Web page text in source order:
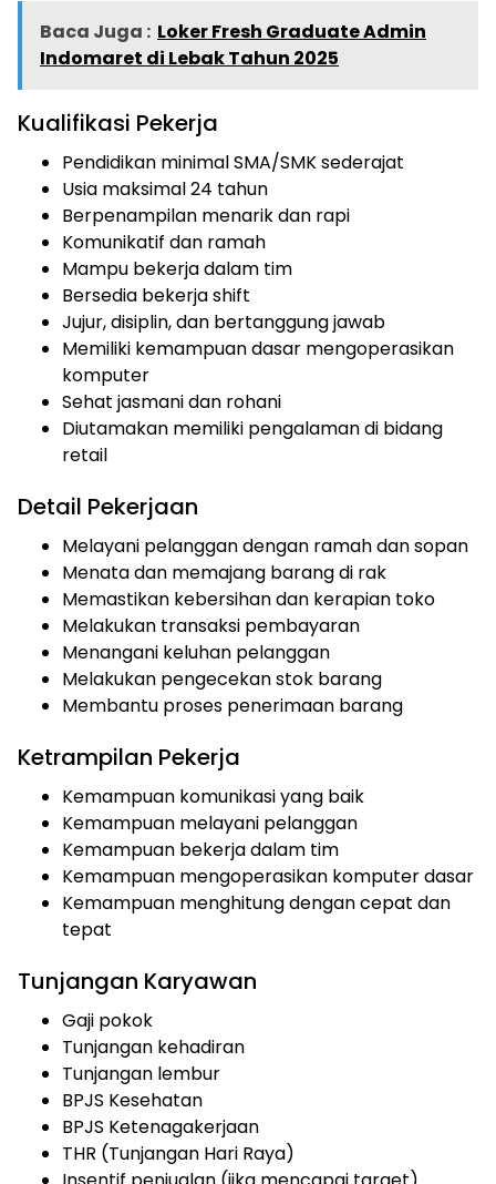
Baca Juga : Loker Fresh Graduate Admin
Indomaret di Lebak Tahun 2025
Kualifikasi Pekerja
Pendidikan minimal SMA/SMK sederajat
Usia maksimal 24 tahun
Berpenampilan menarik dan rapi
Komunikatif dan ramah
Mampu bekerja dalam tim
Bersedia bekerja shift
Jujur, disiplin, dan bertanggung jawab
Memiliki kemampuan dasar mengoperasikan
komputer
Sehat jasmani dan rohani
Diutamakan memiliki pengalaman di bidang
retail
Detail Pekerjaan
Melayani pelanggan dengan ramah dan sopan
Menata dan memajang barang di rak
Memastikan kebersihan dan kerapian toko
Melakukan transaksi pembayaran
Menangani keluhan pelanggan
Melakukan pengecekan stok barang
Membantu proses penerimaan barang
Ketrampilan Pekerja
Kemampuan komunikasi yang baik
Kemampuan melayani pelanggan
Kemampuan bekerja dalam tim
Kemampuan mengoperasikan komputer dasar
Kemampuan menghitung dengan cepat dan
tepat
Tunjangan Karyawan
Gaji pokok
Tunjangan kehadiran
Tunjangan lembur
BPJS Kesehatan
BPJS Ketenagakerjaan
THR (Tunjangan Hari Raya)